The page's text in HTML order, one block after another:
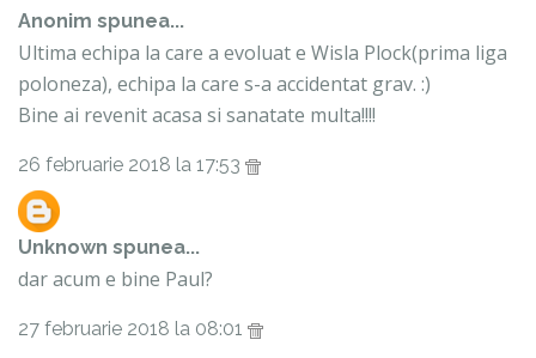
Anonim spunea...
Ultima echipa la care a evoluat e Wisla Plock(prima liga
poloneza), echipa la care s-a accidentat grav. :)
Bine ai revenit acasa si sanatate multa!!!!
26 februarie 2018 la 17:53
Unknown spunea...
dar acum e bine Paul?
27 februarie 2018 la 08:01